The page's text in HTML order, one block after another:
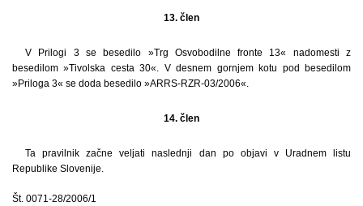
13. člen
V Prilogi 3 se besedilo »Trg Osvobodilne fronte 13« nadomesti z
besedilom »Tivolska cesta 30«. V desnem gornjem kotu pod besedilom
»Priloga 3« se doda besedilo »ARRS-RZR-03/2006«.
14. člen
Ta pravilnik začne veljati naslednji dan po objavi v Uradnem listu
Republike Slovenije.
Št. 0071-28/2006/1